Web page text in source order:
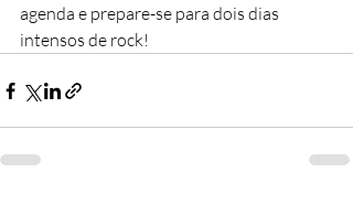
agenda e prepare-se para dois dias
intensos de rock!